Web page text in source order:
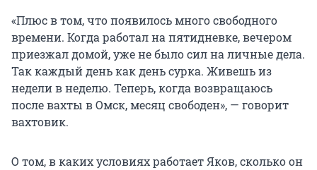
«Плюс в том, что появилось много свободного
времени. Когда работал на пятидневке, вечером
приезжал домой, уже не было сил на личные дела.
Так каждый день как день сурка. Живешь из
недели в неделю. Теперь, когда возвращаюсь
после вахты в Омск, месяц свободен», — говорит
вахтовик.
О том, в каких условиях работает Яков, сколько он